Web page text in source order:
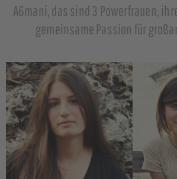
A6mani, das sind 3 Powerfrauen,
gemeinsame Passion für